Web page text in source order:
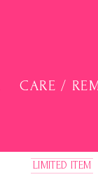
CARE /
LIMITED ITEM